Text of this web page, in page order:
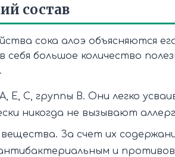
состав
сока алоэ объясняются
большое количество
Е, С, группы В. Они легко
никогда не вызывают
За счет их
и